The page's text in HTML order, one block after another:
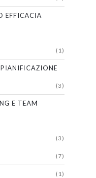
EFFICACIA
(1)
(3)
E TEAM
(3)
(7)
(1)